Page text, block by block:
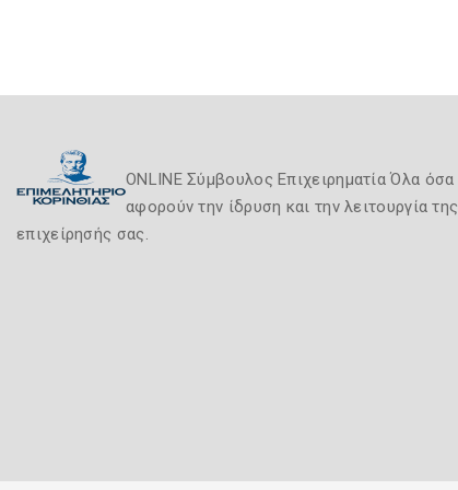
ONLINE Σύμβουλος Επιχειρηματία Όλα όσα
αφορούν την ίδρυση και την λειτουργία της
επιχείρησής σας.